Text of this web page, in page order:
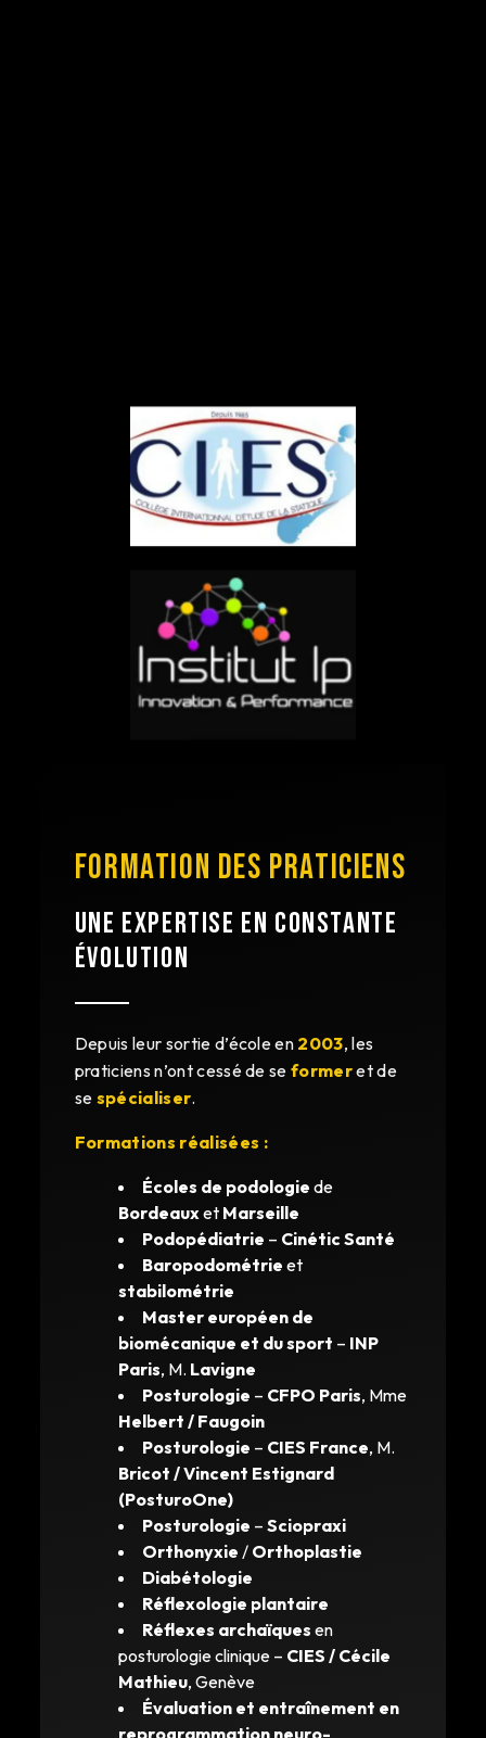
FORMATION DES PRATICIENS
UNE EXPERTISE EN CONSTANTE
ÉVOLUTION
Depuis leur sortie d’école en 2003 , les
praticiens n’ont cessé de se former
et de
spécialiser
Formations réalisées :
Écoles de podologie
de
Bordeaux
et Marseille
Podopédiatrie
Cinétic Santé
Baropodométrie
et
stabilométrie
Master européen de
biomécanique et du sport
INP
Paris
, M. Lavigne
Posturologie
CFPO Paris
, Mme
Helbert / Faugoin
Posturologie
CIES France
, M.
Bricot / Vincent Estignard
(PosturoOne)
Posturologie
Sciopraxi
Orthonyxie / Orthoplastie
Diabétologie
Réflexologie plantaire
Réflexes archaïques
posturologie clinique – CIES / Cécile
Mathieu
, Genève
Évaluation et entraînement en
reprogrammation neuro-